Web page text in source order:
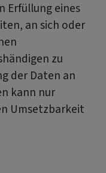
Erfüllung eines
an sich oder
zu
der Daten an
kann nur
Umsetzbarkeit